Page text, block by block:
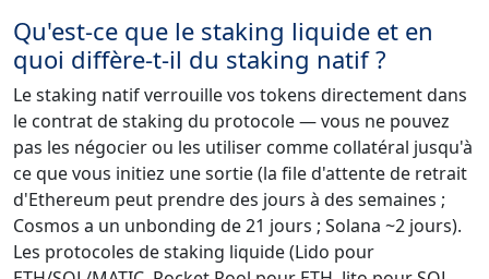
Qu'est-ce que le staking liquide et en
quoi diffère-t-il du staking natif ?
Le staking natif verrouille vos tokens directement dans
le contrat de staking du protocole — vous ne pouvez
pas les négocier ou les utiliser comme collatéral jusqu'à
ce que vous initiez une sortie (la file d'attente de retrait
d'Ethereum peut prendre des jours à des semaines ;
Cosmos a un unbonding de 21 jours ; Solana ~2 jours).
Les protocoles de staking liquide (Lido pour